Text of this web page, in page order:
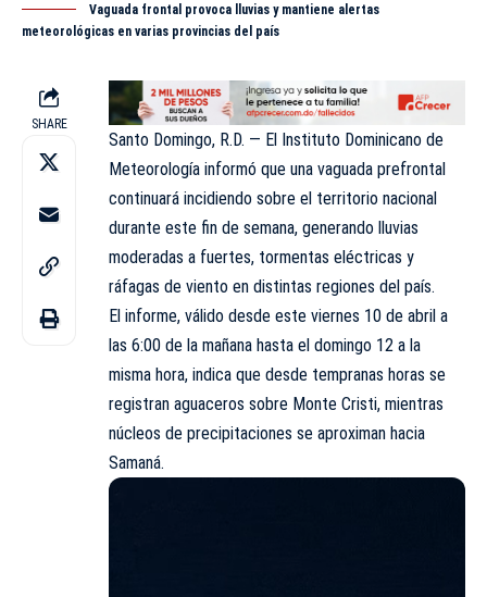
Vaguada frontal provoca lluvias y mantiene alertas
meteorológicas en varias provincias del país
SHARE
Santo Domingo, R.D. — El Instituto Dominicano de
Meteorología informó que una vaguada prefrontal
continuará incidiendo sobre el territorio nacional
durante este fin de semana, generando lluvias
moderadas a fuertes, tormentas eléctricas y
ráfagas de viento en distintas regiones del país.
El informe, válido desde este viernes 10 de abril a
las 6:00 de la mañana hasta el domingo 12 a la
misma hora, indica que desde tempranas horas se
registran aguaceros sobre Monte Cristi, mientras
núcleos de precipitaciones se aproximan hacia
Samaná.